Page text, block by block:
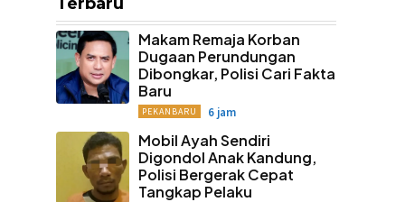
Makam Remaja Korban
Dugaan Perundungan
Dibongkar, Polisi Cari Fakta
Baru
PEKANBARU 6 jam
Mobil Ayah Sendiri
Digondol Anak Kandung,
Polisi Bergerak Cepat
Tangkap Pelaku